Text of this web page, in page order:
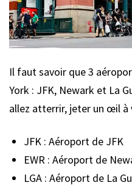
Il faut savoir que 3
York : JFK, Newark et La
allez atterrir, jeter un œil à
JFK : Aéroport de JFK
EWR : Aéroport de
LGA : Aéroport de La